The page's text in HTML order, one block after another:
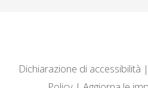
Dichiarazione di accessibilità |